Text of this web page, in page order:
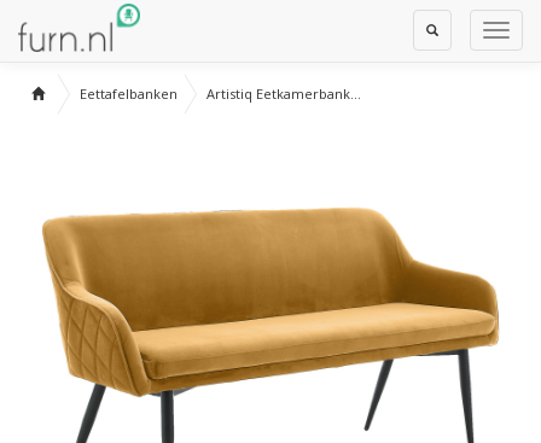
Toggle
Search
Eettafelbanken Artistiq Eetkamerbank...